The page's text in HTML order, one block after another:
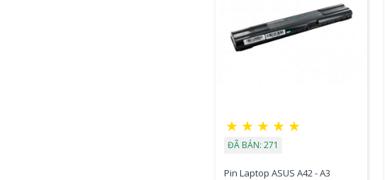
★ ★ ★ ★ ★
ĐÃ BÁN: 271
Pin Laptop ASUS A42 - A3